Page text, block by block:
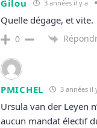
Gilou 3 années il y a
Quelle dégage, et vite.
0
PMICHEL 3 années il
Ursula van der Leyen
aucun mandat électif